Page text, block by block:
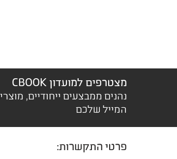
מצטרפים למועדון CBOOK
נהנים ממבצעים ייחודיים,
המייל שלכם
פרטי התקשרות: